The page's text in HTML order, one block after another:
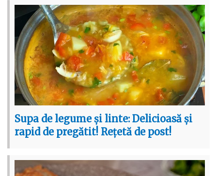
Supa de legume și linte: Delicioasă și
rapid de pregătit! Rețetă de post!